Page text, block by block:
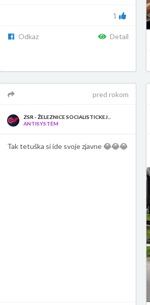
1
Odkaz Detail
pred rokom
ZSR - ŽELEZNICE SOCIALISTICKEJ...
ANTISYSTÉM
Tak tetuška si ide svoje zjavne 😂😂😂